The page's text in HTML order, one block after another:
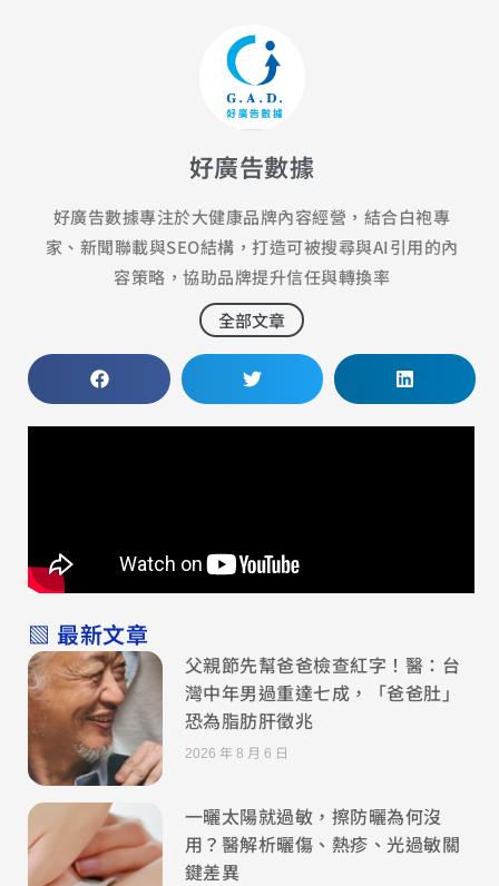
好廣告數據
好廣告數據專注於大健康品牌內容經營，結合白袍專
家、新聞聯載與SEO結構，打造可被搜尋與AI引用的內
容策略，協助品牌提升信任與轉換率
全部文章
▧ 最新文章
父親節先幫爸爸檢查紅字！醫：台
灣中年男過重達七成，「爸爸肚」
恐為脂肪肝徵兆
2026 年 8 月 6 日
一曬太陽就過敏，擦防曬為何沒
用？醫解析曬傷、熱疹、光過敏關
鍵差異